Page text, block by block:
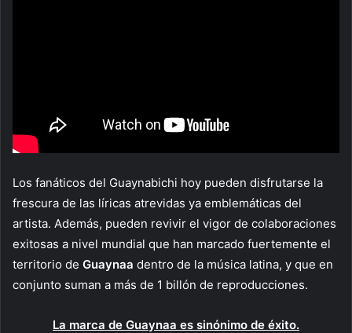
Los fanáticos del Guaynabichi hoy pueden disfrutarse la
frescura de las líricas atrevidas ya emblemáticas del
artista. Además, pueden revivir el vigor de colaboraciones
exitosas a nivel mundial que han marcado fuertemente el
territorio de Guaynaa dentro de la música latina, y que en
conjunto suman a más de 1 billón de reproducciones.
La marca de Guaynaa es sinónimo de éxito.